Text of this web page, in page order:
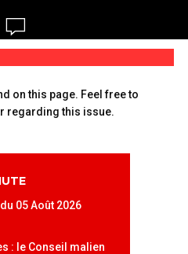
on this page. Feel free to
regarding this issue.
05 Août 2026
: le Conseil malien